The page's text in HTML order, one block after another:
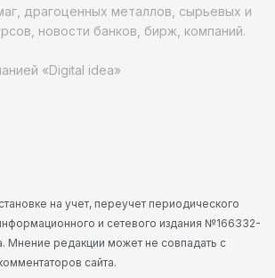
драгоценных металлов, сырьевых и
новости банков, бирж, компаний.
«Digital idea»
на учет, переучет периодического
и сетевого издания №166332-
Мнение редакции может не совпадать с
сайта.